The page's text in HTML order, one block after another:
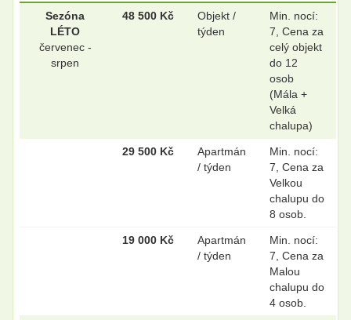
Sezóna
LÉTO
červenec -
srpen
48 500 Kč
Objekt /
týden
Min. nocí:
7, Cena za
celý objekt
do 12
osob
(Mála +
Velká
chalupa)
29 500 Kč
Apartmán
/ týden
Min. nocí:
7, Cena za
Velkou
chalupu do
8 osob.
19 000 Kč
Apartmán
/ týden
Min. nocí:
7, Cena za
Malou
chalupu do
4 osob.